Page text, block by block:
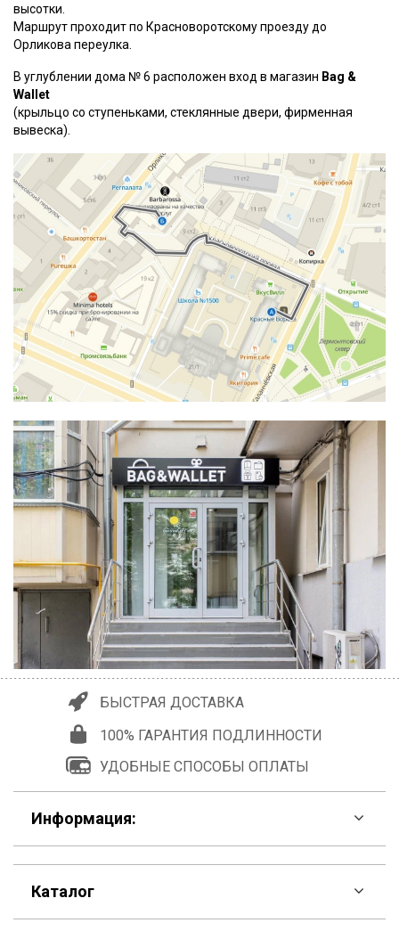
высотки.
Маршрут проходит по Красноворотскому проезду до
Орликова переулка.
В углублении дома № 6 расположен вход в магазин Bag &
Wallet
(крыльцо со ступеньками, стеклянные двери, фирменная
вывеска).
БЫСТРАЯ ДОСТАВКА
100% ГАРАНТИЯ ПОДЛИННОСТИ
УДОБНЫЕ СПОСОБЫ ОПЛАТЫ
Информация:
F.A.Q
Контакты
Каталог